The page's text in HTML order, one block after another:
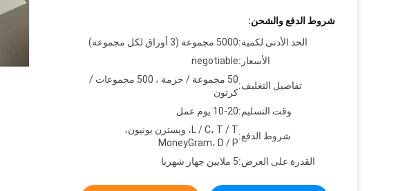
شروط الدفع والشحن:
الحد الأدنى لكمية:5000 مجموعة (3 أوراق لكل مجموعة)
الأسعار:negotiable
تفاصيل التغليف:
50 مجموعة / حزمة ، 500 مجموعات /
كرتون
وقت التسليم:10-20 يوم عمل
شروط الدفع:
L / C، T / T، ويسترن يونيون،
MoneyGram، D / P
القدرة على العرض:5 ملايين جهاز شهريا